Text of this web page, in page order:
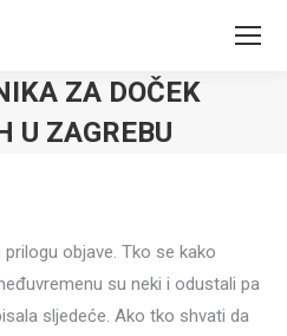
ZA DOČEK
U ZAGREBU
objave. Tko se kako
su neki i odustali pa
sljedeće. Ako tko shvati da